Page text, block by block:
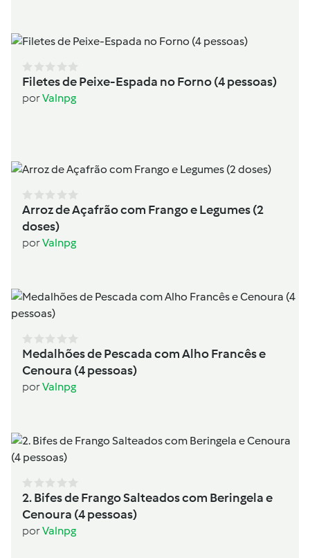
Filetes de Peixe-Espada no Forno (4 pessoas)
porValnpg
Arroz de Açafrão com Frango e Legumes (2
doses)
porValnpg
Medalhões de Pescada com Alho Francês e
Cenoura (4 pessoas)
porValnpg
2. Bifes de Frango Salteados com Beringela e
Cenoura (4 pessoas)
porValnpg